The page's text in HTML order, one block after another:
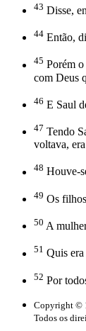
43 Disse,
44 Então,
45 Porém
com Deus
46 E Saul
47 Tendo
voltava,
48 Houve-
49 Os
50 A
51 Quis
52 Por
Copyright ©
Todos os